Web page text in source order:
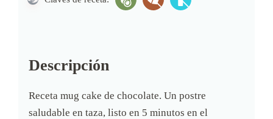
Descripción
Receta mug cake de chocolate. Un postre
saludable en taza, listo en 5 minutos en el